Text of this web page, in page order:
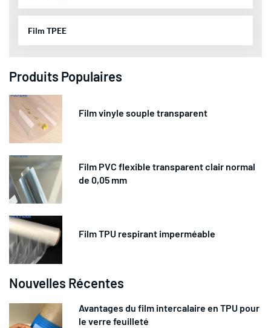
Film TPEE
Produits Populaires
Film vinyle souple transparent
Film PVC flexible transparent clair normal
de 0,05 mm
Film TPU respirant imperméable
Nouvelles Récentes
Avantages du film intercalaire en TPU pour
le verre feuilleté